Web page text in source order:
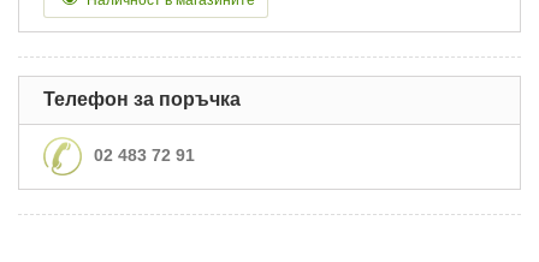
Телефон за поръчка
02 483 72 91